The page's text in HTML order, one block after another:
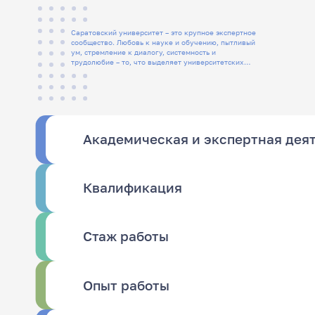
Саратовский университет – это крупное экспертное
сообщество. Любовь к науке и обучению, пытливый
ум, стремление к диалогу, системность и
трудолюбие – то, что выделяет университетских
Академическая и экспертная
Квалификация
Стаж работы
Опыт работы